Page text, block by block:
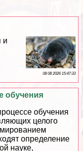
и
08 08 2026 15:47:33
обучения
обучения
целого
определение
науке,